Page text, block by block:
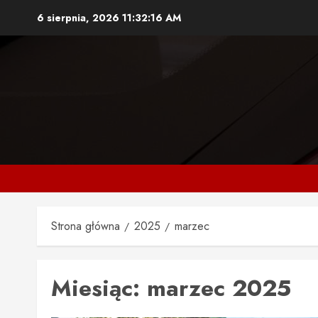
6 sierpnia, 2026 11:32:16 AM
Strona główna 2025 marzec
Miesiąc: marzec 2025